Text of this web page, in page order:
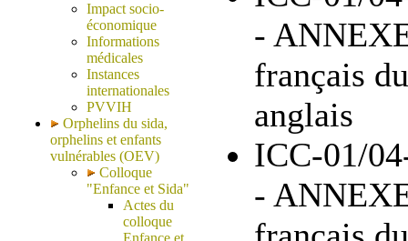
Impact socio-
économique
Informations
médicales
Instances
internationales
PVVIH
Orphelins du sida,
orphelins et enfants
vulnérables (OEV)
Colloque
"Enfance et Sida"
Actes du
colloque
Enfance et
-
français
anglais
ICC-01/
-